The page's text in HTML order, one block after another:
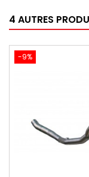
4 AUTRES
-9%